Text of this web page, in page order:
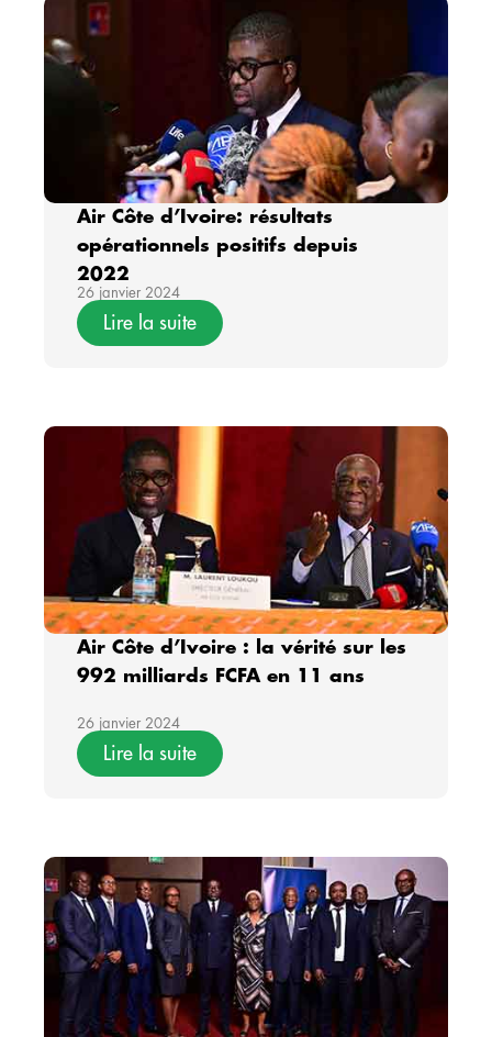
Air Côte d’Ivoire: résultats
opérationnels positifs depuis
2022
26 janvier 2024
Lire la suite
Air Côte d’Ivoire : la vérité sur les
992 milliards FCFA en 11 ans
26 janvier 2024
Lire la suite